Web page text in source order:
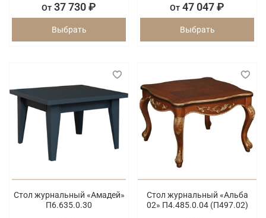
От 37 730 ₽
Выбрать
От 47 047 ₽
Выбрать
Стол журнальный «Амадей»
П6.635.0.30
Стол журнальный «Альба
02» П4.485.0.04 (П497.02)